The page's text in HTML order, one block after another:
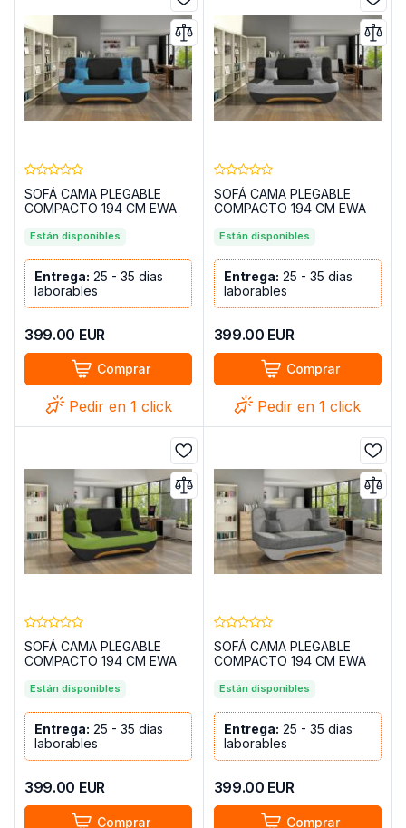
SOFÁ CAMA PLEGABLE
COMPACTO 194 CM EWA
Están disponibles
Entrega: 25 - 35 dias
laborables
399.00 EUR
Comprar
Pedir en 1 click
SOFÁ CAMA PLEGABLE
COMPACTO 194 CM EWA
Están disponibles
Entrega: 25 - 35 dias
laborables
399.00 EUR
Comprar
Pedir en 1 click
SOFÁ CAMA PLEGABLE
COMPACTO 194 CM EWA
Están disponibles
Entrega: 25 - 35 dias
laborables
399.00 EUR
Comprar
SOFÁ CAMA PLEGABLE
COMPACTO 194 CM EWA
Están disponibles
Entrega: 25 - 35 dias
laborables
399.00 EUR
Comprar